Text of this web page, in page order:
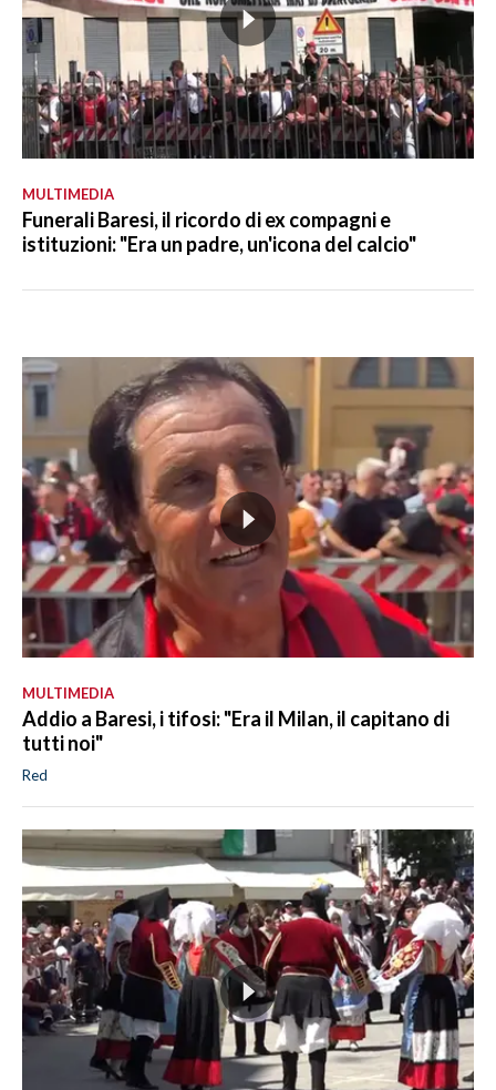
MULTIMEDIA
Funerali Baresi, il ricordo di ex compagni e
istituzioni: "Era un padre, un'icona del calcio"
MULTIMEDIA
Addio a Baresi, i tifosi: "Era il Milan, il capitano di
tutti noi"
Red